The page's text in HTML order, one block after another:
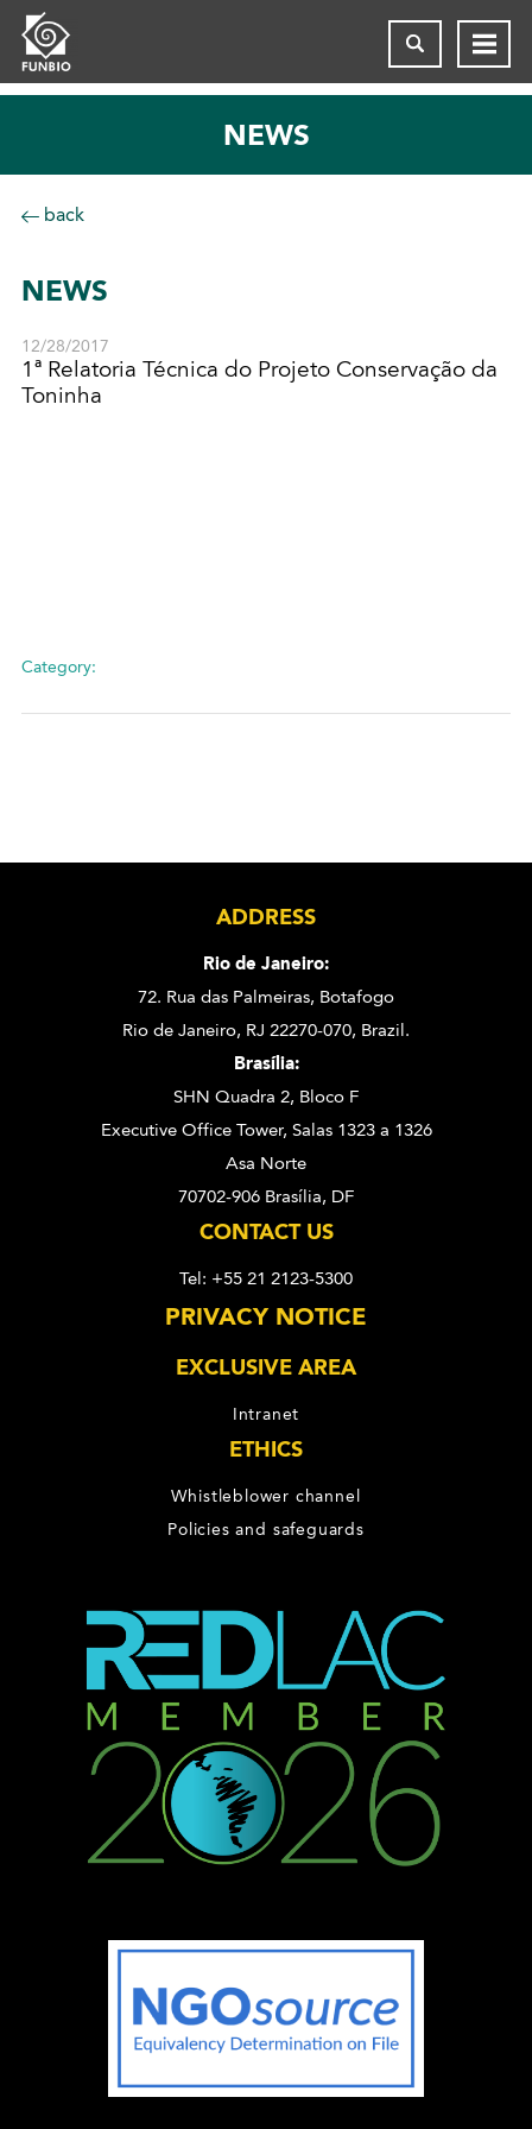
NEWS
back
NEWS
12/28/2017
1ª Relatoria Técnica do Projeto Conservação da
Toninha
Category:
ADDRESS
Rio de Janeiro:
72. Rua das Palmeiras, Botafogo
Rio de Janeiro, RJ 22270-070, Brazil.
Brasília:
SHN Quadra 2, Bloco F
Executive Office Tower, Salas 1323 a 1326
Asa Norte
70702-906 Brasília, DF
CONTACT US
Tel: +55 21 2123-5300
PRIVACY NOTICE
EXCLUSIVE AREA
Intranet
ETHICS
Whistleblower channel
Policies and safeguards